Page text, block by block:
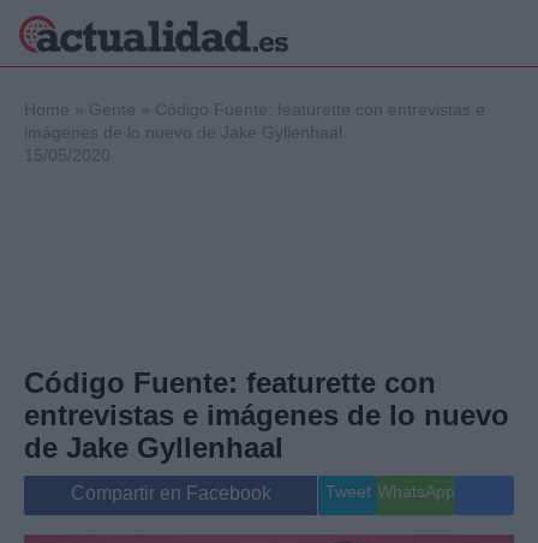
Internacional
Viajes
Gente
Musica
Home » Gente » Código Fuente: featurette con entrevistas e
imágenes de lo nuevo de Jake Gyllenhaal
15/05/2020
Código Fuente: featurette con
entrevistas e imágenes de lo nuevo
de Jake Gyllenhaal
Compartir en Facebook Tweet WhatsApp